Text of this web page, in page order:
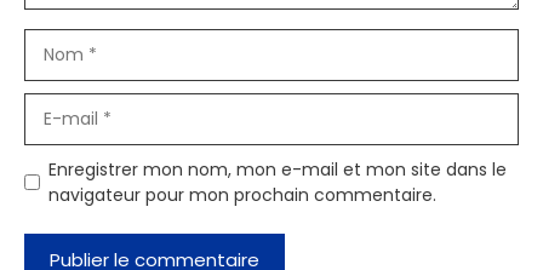
mail
Enregistrer mon nom, mon e-mail et mon site dans le
navigateur pour mon prochain commentaire.